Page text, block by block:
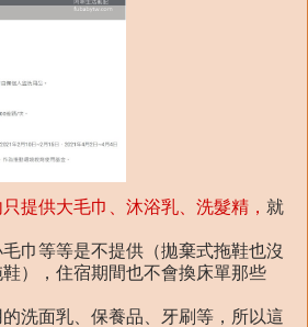
只提供大毛巾、沐浴乳、洗髮精， 就
巾等等是不提供（拋棄式拖鞋也沒
），住宿期間也不會換床單那些
洗面乳、保養品、牙刷等，所以這